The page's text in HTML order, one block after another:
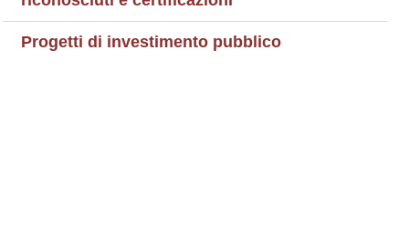
Progetti di investimento pubblico